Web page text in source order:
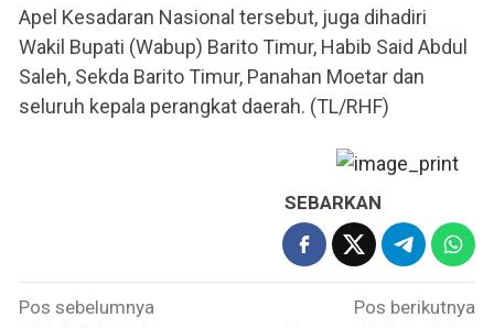
Apel Kesadaran Nasional tersebut, juga dihadiri
Wakil Bupati (Wabup) Barito Timur, Habib Said Abdul
Saleh, Sekda Barito Timur, Panahan Moetar dan
seluruh kepala perangkat daerah. (TL/RHF)
SEBARKAN
Navigasi
Pos sebelumnya
Pos berikutnya